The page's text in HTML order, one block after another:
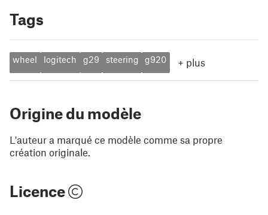
Tags
wheel logitech g29 steering g920 + plus
Origine du modèle
L'auteur a marqué ce modèle comme sa propre
création originale.
Licence